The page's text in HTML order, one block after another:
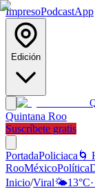
ImpresoPodcastApp
Edición
Quintana Roo
Suscríbete gratis
PortadaPoliciaca 🌀
RooMéxicoPolítica
Inicio/Viral🌤️13°C·